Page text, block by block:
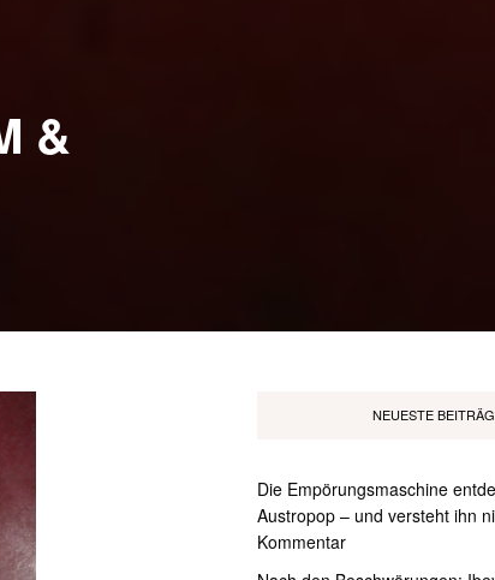
&
NEUESTE
Die Empörungsmaschine
Austropop – und versteht ihn
Kommentar